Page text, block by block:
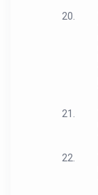
20.
21.
22.